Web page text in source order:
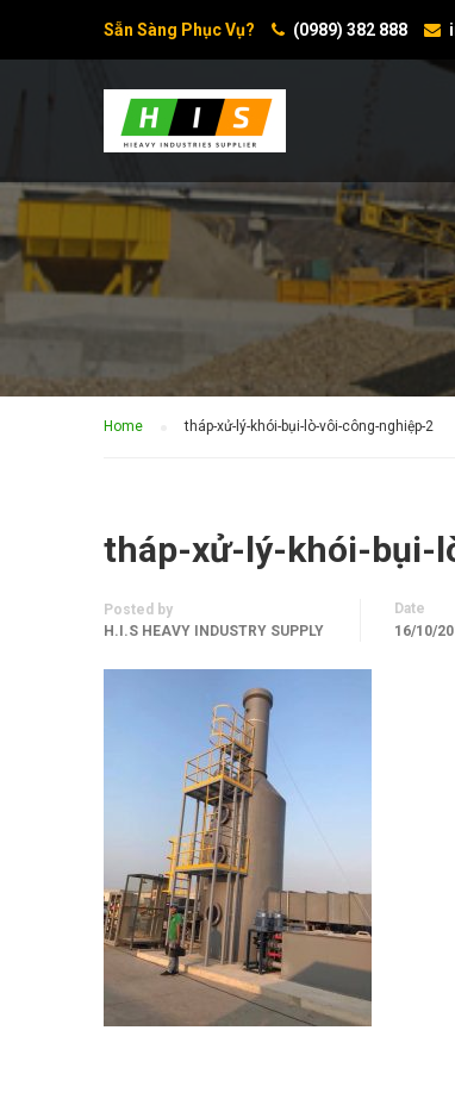
Sẵn Sàng Phục Vụ? (0989) 382 888
Home tháp-xử-lý-khói-bụi-lò-vôi-công-nghiệp-2
tháp-xử-lý-khói-bụi-
Posted by
H.I.S HEAVY INDUSTRY SUPPLY
Date
16/10/